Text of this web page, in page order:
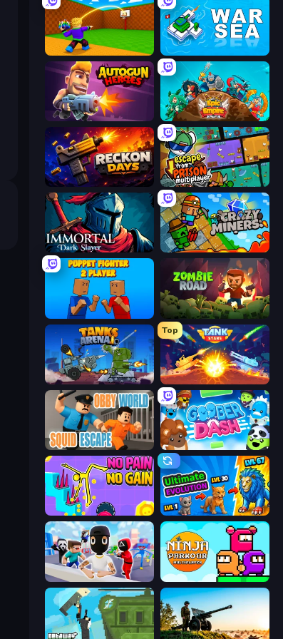
Throw a Lucky Block War Sea
Autogun Heroes Epic Empire: Tower Defense
Reckon Days Escape From Prison Multiplayer
Immortal: Dark Slayer Crazy Miners
Puppet Fighter 2 Player Zombie Road
Tanks Arena io: Craft & Combat
Top
Tank Stars
Goober Dash
No Pain No Gain - Ragdoll Sandbox Ultimate Evolution
Ninja Parkour Multiplayer